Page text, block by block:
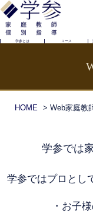
学参とは コース
HOME > Web家庭教
学参では
学参ではプロとし
・お子